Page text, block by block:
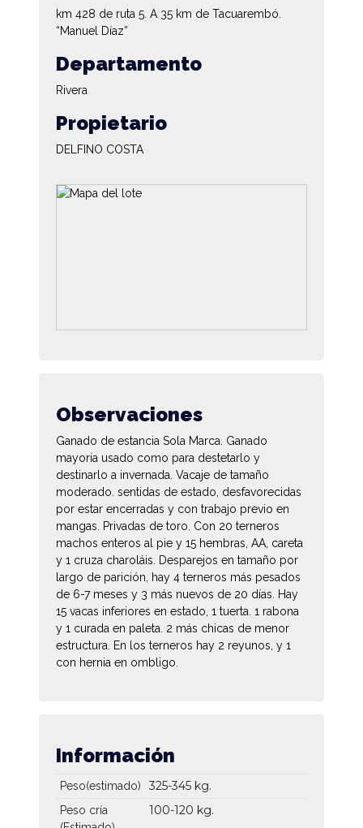
km 428 de ruta 5. A 35 km de Tacuarembó.
“Manuel Díaz”
Departamento
Rivera
Propietario
DELFINO COSTA
Observaciones
Ganado de estancia Sola Marca. Ganado
mayoría usado como para destetarlo y
destinarlo a invernada. Vacaje de tamaño
moderado. sentidas de estado, desfavorecidas
por estar encerradas y con trabajo previo en
mangas. Privadas de toro. Con 20 terneros
machos enteros al pie y 15 hembras, AA, careta
y 1 cruza charoláis. Desparejos en tamaño por
largo de parición, hay 4 terneros más pesados
de 6-7 meses y 3 más nuevos de 20 días. Hay
15 vacas inferiores en estado, 1 tuerta. 1 rabona
y 1 curada en paleta. 2 más chicas de menor
estructura. En los terneros hay 2 reyunos, y 1
con hernia en ombligo.
Información
Peso(estimado) 325-345 kg.
Peso cría
100-120 kg.